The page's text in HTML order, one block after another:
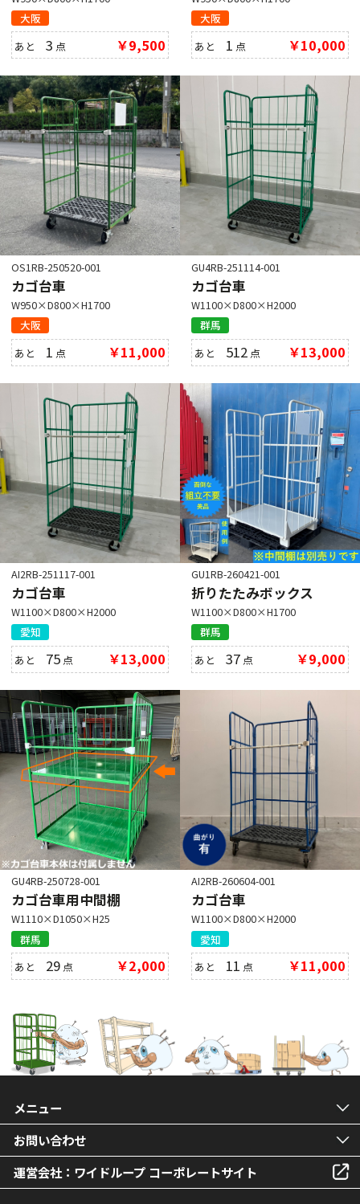
大阪
あと3 点 ￥9,500
大阪
あと 1 点 ￥10,000
OS1RB-250520-001
カゴ台車
W950×D800×H1700
大阪
あと 1 点 ￥11,000
GU4RB-251114-001
カゴ台車
W1100×D800×H2000
群馬
あと 512 点 ￥13,000
AI2RB-251117-001
カゴ台車
W1100×D800×H2000
愛知
あと 75 点 ￥13,000
GU1RB-260421-001
折りたたみボックス
W1100×D800×H1700
群馬
あと37 点 ￥9,000
GU4RB-250728-001
カゴ台車用中間棚
W1110×D1050×H25
群馬
あと 29 点 ￥2,000
AI2RB-260604-001
カゴ台車
W1100×D800×H2000
愛知
あと 11 点 ￥11,000
メニュー
お問い合わせ
運営会社：ワイドループ コーポレートサイト